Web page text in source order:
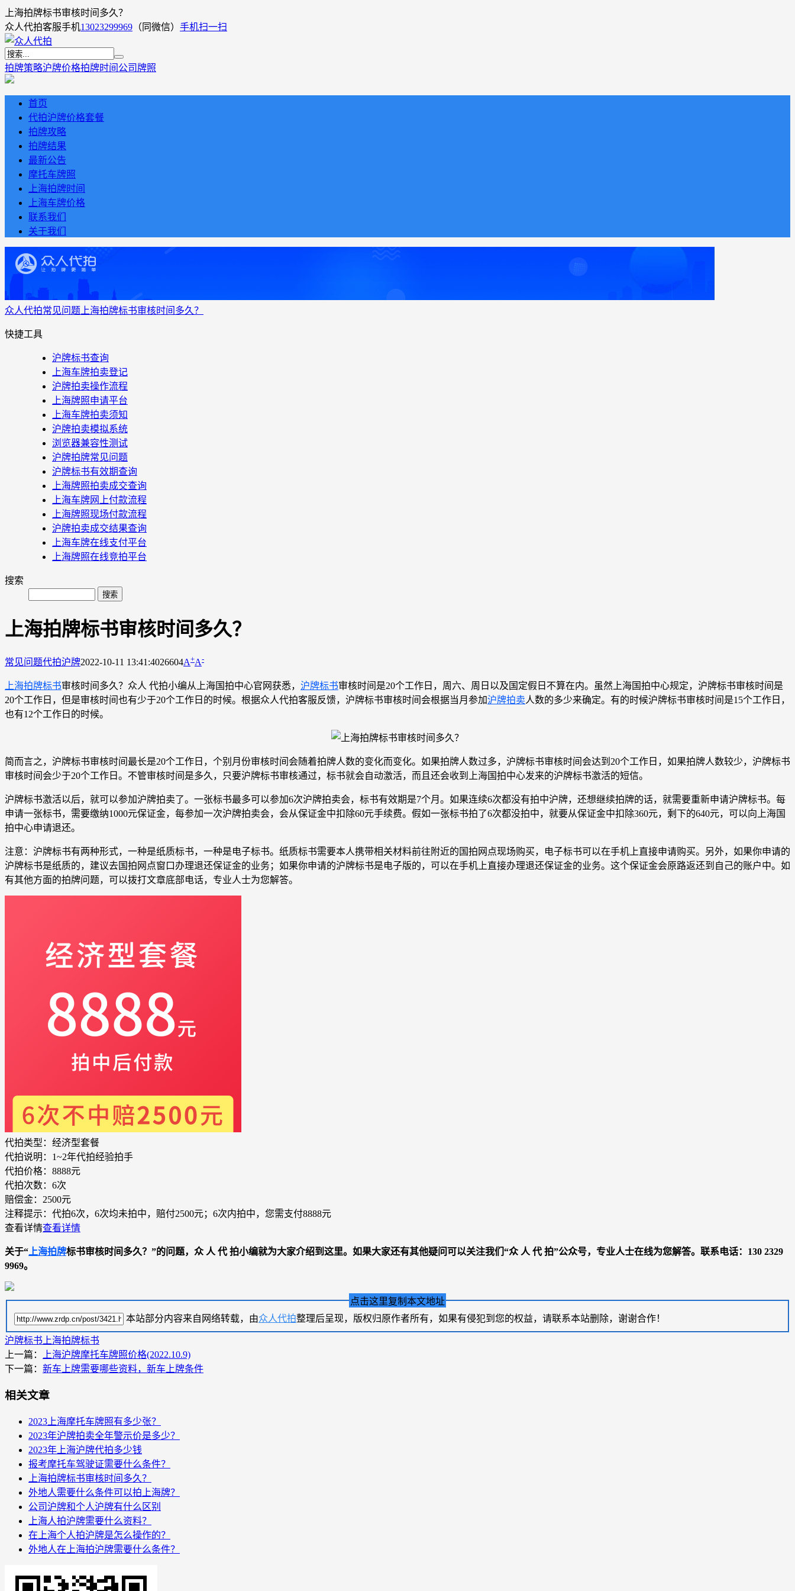
上海拍牌标书审核时间多久？
众人代拍客服手机13023299969 （同微信） 手机扫一扫
拍牌策略沪牌价格拍牌时间 公司牌照
首页
代拍沪牌价格套餐
拍牌攻略
拍牌结果
最新公告
摩托车牌照
上海拍牌时间
上海车牌价格
联系我们
关于我们
众人代拍常见问题 上海拍牌标书审核时间多久？
快捷工具
沪牌标书查询
上海车牌拍卖登记
沪牌拍卖操作流程
上海牌照申请平台
上海车牌拍卖须知
沪牌拍卖模拟系统
浏览器兼容性测试
沪牌拍牌常见问题
沪牌标书有效期查询
上海牌照拍卖成交查询
上海车牌网上付款流程
上海牌照现场付款流程
沪牌拍卖成交结果查询
上海车牌在线支付平台
上海牌照在线竞拍平台
搜索
上海拍牌标书审核时间多久？
常见问题代拍沪牌2022-10-11 13:41:4026604A+A-
上海拍牌标书审核时间多久？众人 代拍小编从上海国拍中心官网获悉， 沪牌标书审核时间是20个工作日，周六、周日以及国定假日不算在内。虽然上海国拍中心规定，沪牌标书审核时间是
20个工作日，但是审核时间也有少于20个工作日的时候。根据众人代拍客服反馈，沪牌标书审核时间会根据当月参加沪牌拍卖人数的多少来确定。有的时候沪牌标书审核时间是15个工作日，
也有12个工作日的时候。
简而言之，沪牌标书审核时间最长是20个工作日，个别月份审核时间会随着拍牌人数的变化而变化。如果拍牌人数过多，沪牌标书审核时间会达到20个工作日，如果拍牌人数较少，沪牌标书
审核时间会少于20个工作日。不管审核时间是多久，只要沪牌标书审核通过，标书就会自动激活，而且还会收到上海国拍中心发来的沪牌标书激活的短信。
沪牌标书激活以后，就可以参加沪牌拍卖了。一张标书最多可以参加6次沪牌拍卖会，标书有效期是7个月。如果连续6次都没有拍中沪牌，还想继续拍牌的话，就需要重新申请沪牌标书。每
申请一张标书，需要缴纳1000元保证金，每参加一次沪牌拍卖会，会从保证金中扣除60元手续费。假如一张标书拍了6次都没拍中，就要从保证金中扣除360元，剩下的640元，可以向上海国
拍中心申请退还。
注意：沪牌标书有两种形式，一种是纸质标书，一种是电子标书。纸质标书需要本人携带相关材料前往附近的国拍网点现场购买，电子标书可以在手机上直接申请购买。另外，如果你申请的
沪牌标书是纸质的，建议去国拍网点窗口办理退还保证金的业务；如果你申请的沪牌标书是电子版的，可以在手机上直接办理退还保证金的业务。这个保证金会原路返还到自己的账户中。如
有其他方面的拍牌问题，可以拨打文章底部电话，专业人士为您解答。
代拍类型： 经济型套餐
代拍说明： 1~2年代拍经验拍手
代拍价格： 8888元
代拍次数： 6次
赔偿金： 2500元
注释提示： 代拍6次，6次均未拍中，赔付2500元；6次内拍中，您需支付8888元
查看详情查看详情
关于“ 上海拍牌标书审核时间多久？”的问题，众 人 代 拍小编就为大家介绍到这里。如果大家还有其他疑问可以关注我们“众 人 代 拍”公众号，专业人士在线为您解答。联系电话：130 2329
9969。
点击这里复制本文地址
本站部分内容来自网络转载，由众人代拍整理后呈现，版权归原作者所有，如果有侵犯到您的权益，请联系本站删除，谢谢合作！
沪牌标书上海拍牌标书
上一篇： 上海沪牌摩托车牌照价格(2022.10.9)
下一篇： 新车上牌需要哪些资料，新车上牌条件
相关文章
2023上海摩托车牌照有多少张？
2023年沪牌拍卖全年警示价是多少？
2023年上海沪牌代拍多少钱
报考摩托车驾驶证需要什么条件？
上海拍牌标书审核时间多久？
外地人需要什么条件可以拍上海牌？
公司沪牌和个人沪牌有什么区别
上海人拍沪牌需要什么资料？
在上海个人拍沪牌是怎么操作的？
外地人在上海拍沪牌需要什么条件？